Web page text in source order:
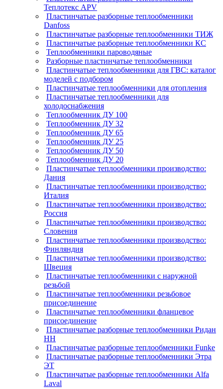
Теплотекс APV
Пластинчатые разборные теплообменники
Danfoss
Пластинчатые разборные теплообменники ТИЖ
Пластинчатые разборные теплообменники КC
Теплообменники пароводяные
Разборные пластинчатые теплообменники
Пластинчатые теплообменники для ГВС: каталог
моделей с подбором
Пластинчатые теплообменники для отопления
Пластинчатые теплообменники для
холодоснабжения
Теплообменник ДУ 100
Теплообменник ДУ 32
Теплообменник ДУ 65
Теплообменник ДУ 25
Теплообменник ДУ 50
Теплообменник ДУ 20
Пластинчатые теплообменники производство:
Дания
Пластинчатые теплообменники производство:
Италия
Пластинчатые теплообменники производство:
Россия
Пластинчатые теплообменники производство:
Словения
Пластинчатые теплообменники производство:
Финляндия
Пластинчатые теплообменники производство:
Швеция
Пластинчатые теплообменники с наружной
резьбой
Пластинчатые теплообменники резьбовое
присоединение
Пластинчатые теплообменники фланцевое
присоединение
Пластинчатые разборные теплообменники Ридан
НН
Пластинчатые разборные теплообменники Funke
Пластинчатые разборные теплообменники Этра
ЭТ
Пластинчатые разборные теплообменники Alfa
Laval